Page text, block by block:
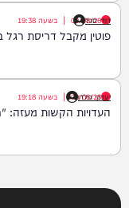
דודי סגל
09/08/26
| בשעה 19:38
פוטין מקבל דריסת
יענקי גולדן
09/08/26
| בשעה 19:18
העדויות הקשות מעזה: